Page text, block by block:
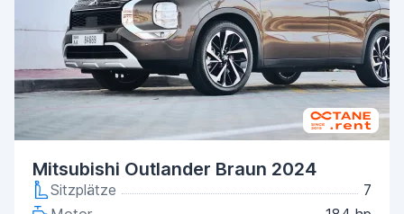
Mitsubishi Outlander Braun 2024
Sitzplätze
7